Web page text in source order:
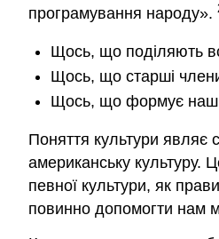
програмування народу».
Щось, що поділяють
Щось, що старші
Щось, що формує наш
Поняття культури являє
американську культуру.
певної культури, як
повинно допомогти нам